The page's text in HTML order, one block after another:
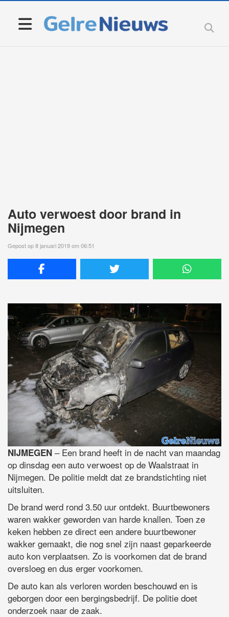
Auto verwoest door brand in
Nijmegen
Gepost op 8 januari 2019 om 06:51
NIJMEGEN – Een brand heeft in de nacht van maandag
op dinsdag een auto verwoest op de Waalstraat in
Nijmegen. De politie meldt dat ze brandstichting niet
uitsluiten.
De brand werd rond 3.50 uur ontdekt. Buurtbewoners
waren wakker geworden van harde knallen. Toen ze
keken hebben ze direct een andere buurtbewoner
wakker gemaakt, die nog snel zijn naast geparkeerde
auto kon verplaatsen. Zo is voorkomen dat de brand
oversloeg en dus erger voorkomen.
De auto kan als verloren worden beschouwd en is
geborgen door een bergingsbedrijf. De politie doet
onderzoek naar de zaak.